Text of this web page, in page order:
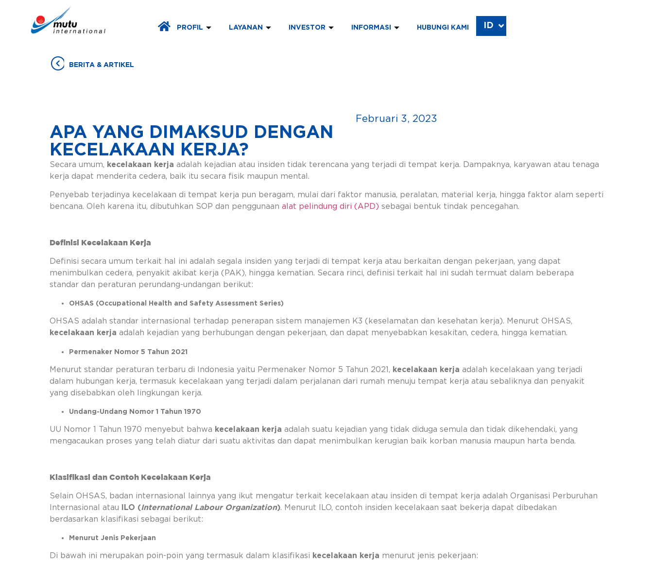
PROFIL LAYANAN INVESTOR INFORMASI HUBUNGI KAMI ID
EN
BERITA & ARTIKEL
Februari 3, 2023
APA YANG DIMAKSUD DENGAN
KECELAKAAN KERJA?
Secara umum, kecelakaan kerja adalah kejadian atau insiden tidak terencana yang terjadi di tempat kerja. Dampaknya, karyawan atau tenaga
kerja dapat menderita cedera, baik itu secara fisik maupun mental.
Penyebab terjadinya kecelakaan di tempat kerja pun beragam, mulai dari faktor manusia, peralatan, material kerja, hingga faktor alam seperti
bencana. Oleh karena itu, dibutuhkan SOP dan penggunaan alat pelindung diri (APD) sebagai bentuk tindak pencegahan.
Definisi Kecelakaan Kerja
Definisi secara umum terkait hal ini adalah segala insiden yang terjadi di tempat kerja atau berkaitan dengan pekerjaan, yang dapat
menimbulkan cedera, penyakit akibat kerja (PAK), hingga kematian. Secara rinci, definisi terkait hal ini sudah termuat dalam beberapa
standar dan peraturan perundang-undangan berikut:
OHSAS (Occupational Health and Safety Assessment Series)
OHSAS adalah standar internasional terhadap penerapan sistem manajemen K3 (keselamatan dan kesehatan kerja). Menurut OHSAS,
kecelakaan kerja adalah kejadian yang berhubungan dengan pekerjaan, dan dapat menyebabkan kesakitan, cedera, hingga kematian.
Permenaker Nomor 5 Tahun 2021
Menurut standar peraturan terbaru di Indonesia yaitu Permenaker Nomor 5 Tahun 2021, kecelakaan kerja adalah kecelakaan yang terjadi
dalam hubungan kerja, termasuk kecelakaan yang terjadi dalam perjalanan dari rumah menuju tempat kerja atau sebaliknya dan penyakit
yang disebabkan oleh lingkungan kerja.
Undang-Undang Nomor 1 Tahun 1970
UU Nomor 1 Tahun 1970 menyebut bahwa kecelakaan kerja adalah suatu kejadian yang tidak diduga semula dan tidak dikehendaki, yang
mengacaukan proses yang telah diatur dari suatu aktivitas dan dapat menimbulkan kerugian baik korban manusia maupun harta benda.
Klasifikasi dan Contoh Kecelakaan Kerja
Selain OHSAS, badan internasional lainnya yang ikut mengatur terkait kecelakaan atau insiden di tempat kerja adalah Organisasi Perburuhan
Internasional atau
ILO (International Labour Organization). Menurut ILO, contoh insiden kecelakaan saat bekerja dapat dibedakan
berdasarkan klasifikasi sebagai berikut:
Menurut Jenis Pekerjaan
Di bawah ini merupakan poin-poin yang termasuk dalam klasifikasi kecelakaan kerja menurut jenis pekerjaan: